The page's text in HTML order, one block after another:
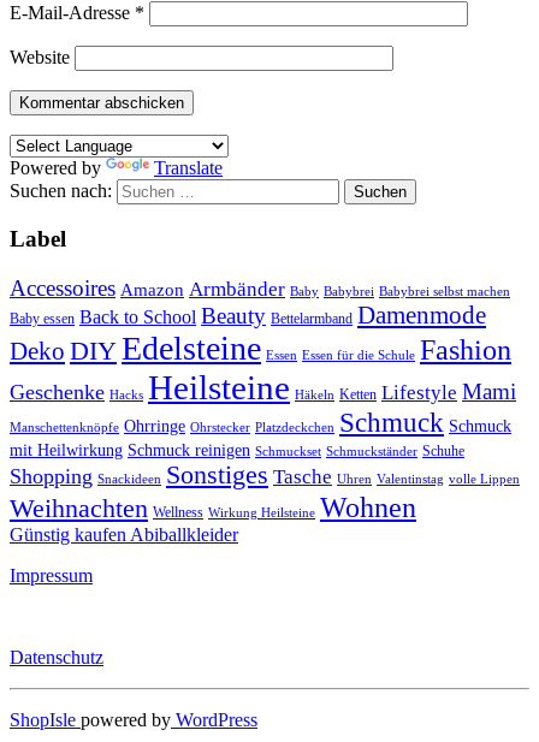
E-Mail-Adresse *
Website
Powered by
Translate
Suchen nach:
Label
Accessoires Amazon Armbänder Baby Babybrei Babybrei selbst machen
Baby essen Back to School Beauty Bettelarmband Damenmode
Deko DIYEdelsteine Essen Essen für die Schule Fashion
Geschenke Hacks Heilsteine Häkeln Ketten Lifestyle Mami
Manschettenknöpfe Ohrringe Ohrstecker Platzdeckchen Schmuck Schmuck
mit Heilwirkung Schmuck reinigen Schmuckset Schmuckständer Schuhe
Shopping Snackideen Sonstiges Tasche Uhren Valentinstag volle Lippen
Weihnachten Wellness Wirkung Heilsteine Wohnen
Günstig kaufen Abiballkleider
Impressum
Datenschutz
ShopIsle powered by WordPress